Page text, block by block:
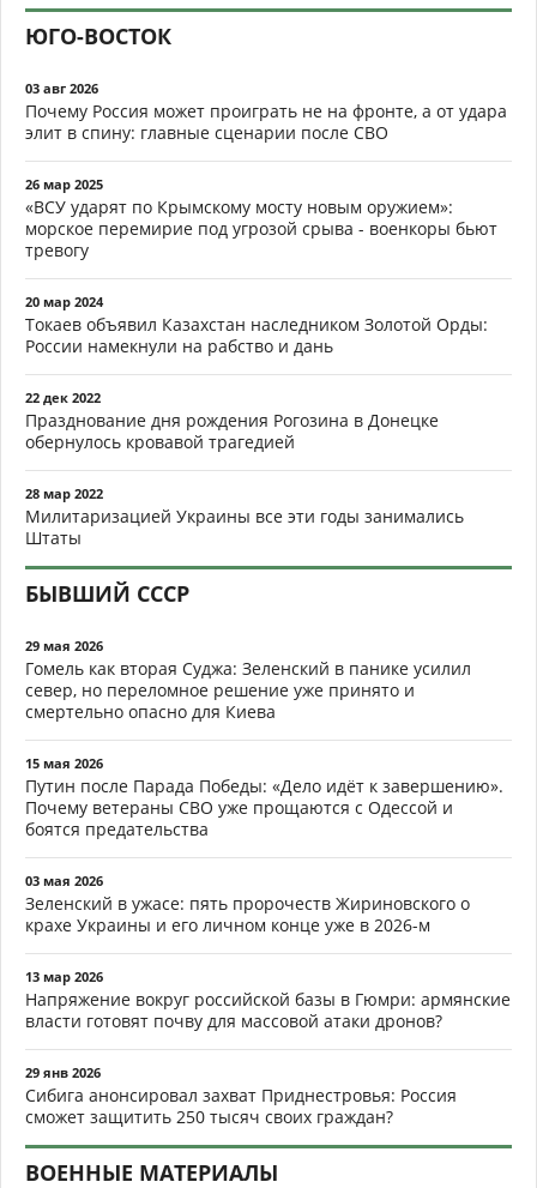
ЮГО-ВОСТОК
03 авг 2026
Почему Россия может проиграть не на фронте, а от удара
элит в спину: главные сценарии после СВО
26 мар 2025
«ВСУ ударят по Крымскому мосту новым оружием»:
морское перемирие под угрозой срыва - военкоры бьют
тревогу
20 мар 2024
Токаев объявил Казахстан наследником Золотой Орды:
России намекнули на рабство и дань
22 дек 2022
Празднование дня рождения Рогозина в Донецке
обернулось кровавой трагедией
28 мар 2022
Милитаризацией Украины все эти годы занимались
Штаты
БЫВШИЙ СССР
29 мая 2026
Гомель как вторая Суджа: Зеленский в панике усилил
север, но переломное решение уже принято и
смертельно опасно для Киева
15 мая 2026
Путин после Парада Победы: «Дело идёт к завершению».
Почему ветераны СВО уже прощаются с Одессой и
боятся предательства
03 мая 2026
Зеленский в ужасе: пять пророчеств Жириновского о
крахе Украины и его личном конце уже в 2026-м
13 мар 2026
Напряжение вокруг российской базы в Гюмри: армянские
власти готовят почву для массовой атаки дронов?
29 янв 2026
Сибига анонсировал захват Приднестровья: Россия
сможет защитить 250 тысяч своих граждан?
ВОЕННЫЕ МАТЕРИАЛЫ